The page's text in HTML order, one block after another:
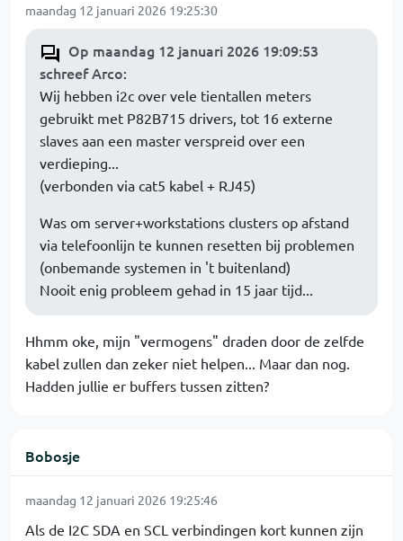
maandag 12 januari 2026 19:25:30
Op maandag 12 januari 2026 19:09:53
schreef Arco:
Wij hebben i2c over vele tientallen meters
gebruikt met P82B715 drivers, tot 16 externe
slaves aan een master verspreid over een
verdieping...
(verbonden via cat5 kabel + RJ45)
Was om server+workstations clusters op afstand
via telefoonlijn te kunnen resetten bij problemen
(onbemande systemen in 't buitenland)
Nooit enig probleem gehad in 15 jaar tijd...
Hhmm oke, mijn "vermogens" draden door de zelfde
kabel zullen dan zeker niet helpen... Maar dan nog.
Hadden jullie er buffers tussen zitten?
Bobosje
maandag 12 januari 2026 19:25:46
Als de I2C SDA en SCL verbindingen kort kunnen zijn